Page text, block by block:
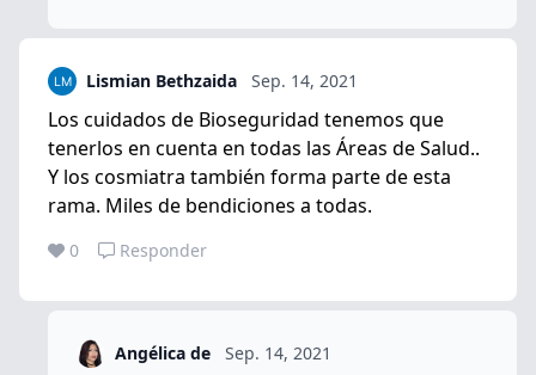
Lismian Bethzaida Sep. 14, 2021
Los cuidados de Bioseguridad tenemos que
tenerlos en cuenta en todas las Áreas de Salud..
Y los cosmiatra también forma parte de esta
rama. Miles de bendiciones a todas.
0 Responder
Angélica de Sep. 14, 2021